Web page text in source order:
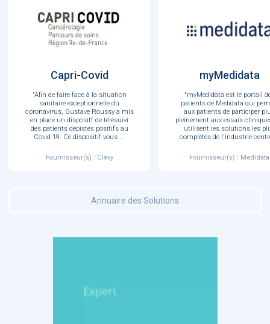
Capri-Covid
"Afin de faire face à la situation
sanitaire exceptionnelle du
coronavirus, Gustave Roussy a mis
en place un dispositf de télésuivi
des patients dépistés positifs au
Covid-19. Ce dispositif vous ...
Fournisseur(s) : Clevy
myMedidata
"myMedidata est le portail
patients de Medidata qui
aux patients de participer
pleinement aux essais
utilisent les solutions les
complètes de l'industrie
Fournisseur(s) : Medidata
Annuaire des Solutions